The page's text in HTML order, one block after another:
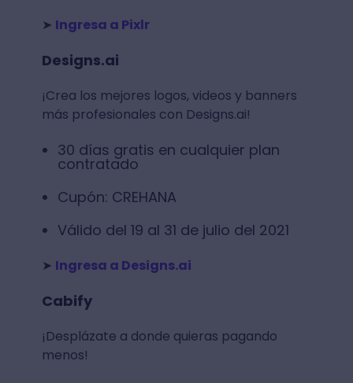
➤ Ingresa a Pixlr
Designs.ai
¡Crea los mejores logos, videos y banners
más profesionales con Designs.ai!
30 días gratis en cualquier plan
contratado
Cupón: CREHANA
Válido del 19 al 31 de julio del 2021
➤ Ingresa a Designs.ai
Cabify
¡Desplázate a donde quieras pagando
menos!